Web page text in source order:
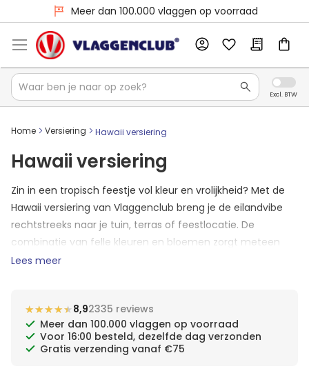
Meer dan 100.000 vlaggen op voorraad
Home Versiering Hawaii versiering
Hawaii versiering
Zin in een tropisch feestje vol kleur en vrolijkheid? Met de
Hawaii versiering van Vlaggenclub breng je de eilandvibe
rechtstreeks naar je tuin, terras of feestlocatie. De
combinatie van felle kleuren en bloemen zorgt meteen
voor die typische aloha-sfeer. Of je nu een
een zonnig paradijs.
Lees meer
★★★★★
★★★★★8,92335 reviews
Meer dan 100.000 vlaggen op voorraad
Voor 16:00 besteld, dezelfde dag verzonden
Gratis verzending vanaf €75